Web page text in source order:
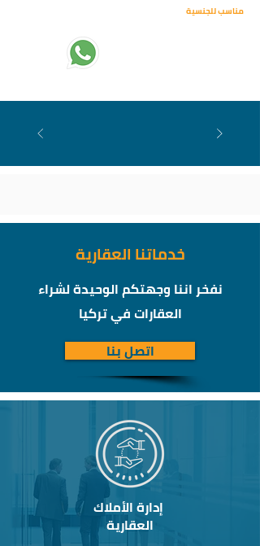
مناسب للجنسية
خدماتنا العقارية
نفخر اننا وجهتكم الوحيدة لشراء
العقارات في تركيا
اتصل بنا
العقارية